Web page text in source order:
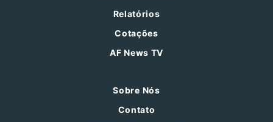
Relatórios
Cotações
AF News TV
Sobre Nós
Contato